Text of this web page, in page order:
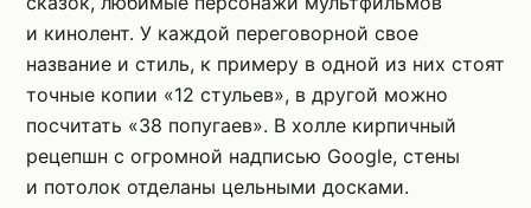
и кинолент. У каждой переговорной свое
название и стиль, к примеру в одной из них стоят
точные копии «12 стульев», в другой можно
посчитать «38 попугаев». В холле кирпичный
рецепшн с огромной надписью Google, стены
и потолок отделаны цельными досками.